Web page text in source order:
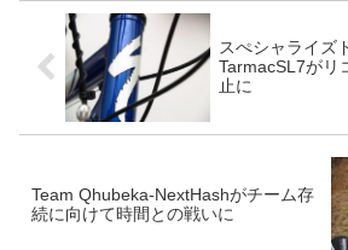
スぺシャライズ
TarmacSL7がリ
止に
Team Qhubeka-NextHashがチーム存
続に向けて時間との戦いに